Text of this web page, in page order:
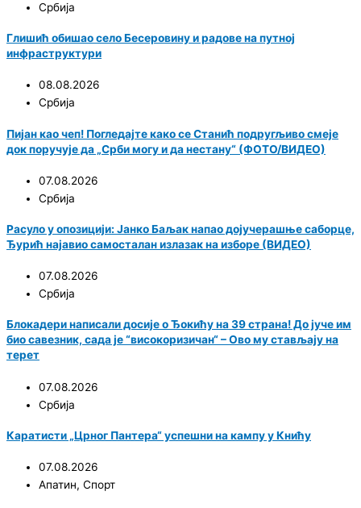
Србија
Глишић обишао село Бесеровину и радове на путној
инфраструктури
08.08.2026
Србија
Пијан као чеп! Погледајте како се Станић подругљиво смеје
док поручује да „Срби могу и да нестану“ (ФОТО/ВИДЕО)
07.08.2026
Србија
Расуло у опозицији: Јанко Баљак напао дојучерашње саборце,
Ђурић најавио самосталан излазак на изборе (ВИДЕО)
07.08.2026
Србија
Блокадери написали досије о Ђокићу на 39 страна! До јуче им
био савезник, сада је “високоризичан“ – Ово му стављају на
терет
07.08.2026
Србија
Каратисти „Црног Пантера“ успешни на кампу у Книћу
07.08.2026
Апатин, Спорт